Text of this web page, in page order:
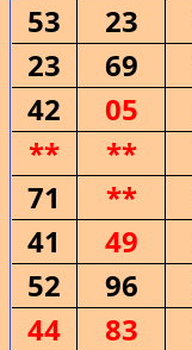
53
23
23
69
42
05
**
**
71
**
41
49
52
96
44
83